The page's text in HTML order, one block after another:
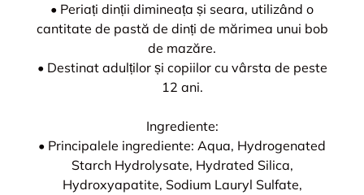
• Periați dinții dimineața și seara, utilizând o
cantitate de pastă de dinți de mărimea unui bob
de mazăre.
• Destinat adulților și copiilor cu vârsta de peste
12 ani.
Ingrediente:
• Principalele ingrediente: Aqua, Hydrogenated
Starch Hydrolysate, Hydrated Silica,
Hydroxyapatite, Sodium Lauryl Sulfate,